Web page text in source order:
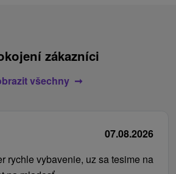
zákazníci
všechny
07.08.2026
rychle vybavenie, uz sa tesime na